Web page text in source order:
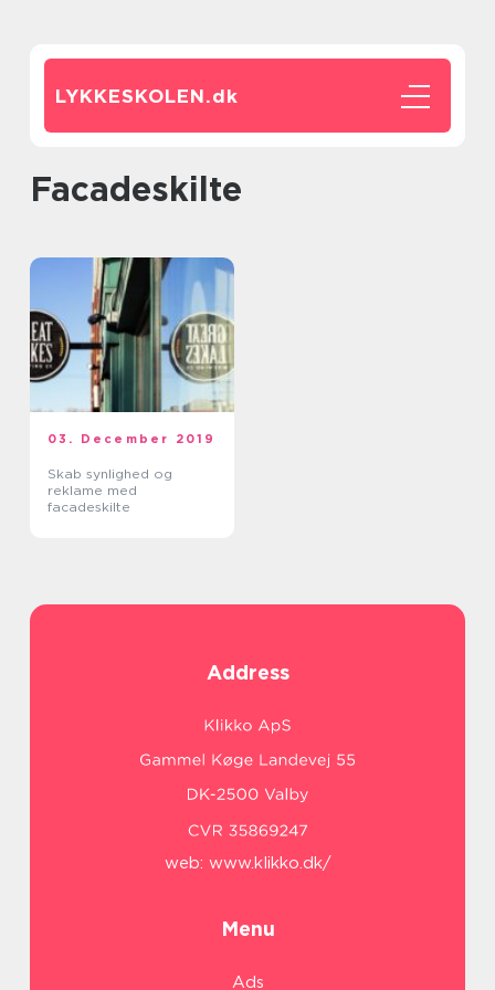
LYKKESKOLEN.dk
facadeskilte
03. December 2019
Skab synlighed og
reklame med
facadeskilte
Address
web: www.klikko.dk/
Menu
Ads